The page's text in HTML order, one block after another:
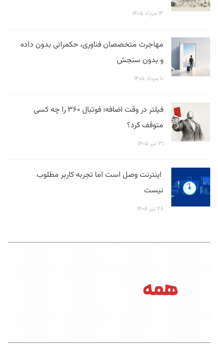
۱۳ مرداد ۱۴۰۵
مهاجرت متخصصان فناوری، حکمرانی بدون داده
و بدون سنجش
۱۰ مرداد ۱۴۰۵
فیلتر در وقت اضافه؛ فوتبال ۳۶۰ را چه کسی
متوقف کرد؟
۳۱ تیر ۱۴۰۵
اینترنت وصل است اما تجربه کاربر مطلوب
نیست
۲۸ تیر ۱۴۰۵